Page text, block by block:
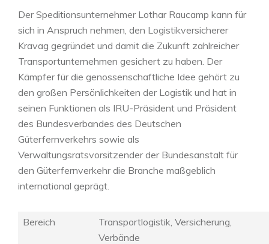
Der Speditionsunternehmer Lothar Raucamp kann für
sich in Anspruch nehmen, den Logistikversicherer
Kravag gegründet und damit die Zukunft zahlreicher
Transportunternehmen gesichert zu haben. Der
Kämpfer für die genossenschaftliche Idee gehört zu
den großen Persönlichkeiten der Logistik und hat in
seinen Funktionen als IRU-Präsident und Präsident
des Bundesverbandes des Deutschen
Güterfernverkehrs sowie als
Verwaltungsratsvorsitzender der Bundesanstalt für
den Güterfernverkehr die Branche maßgeblich
international geprägt.
Bereich
Transportlogistik, Versicherung,
Verbände